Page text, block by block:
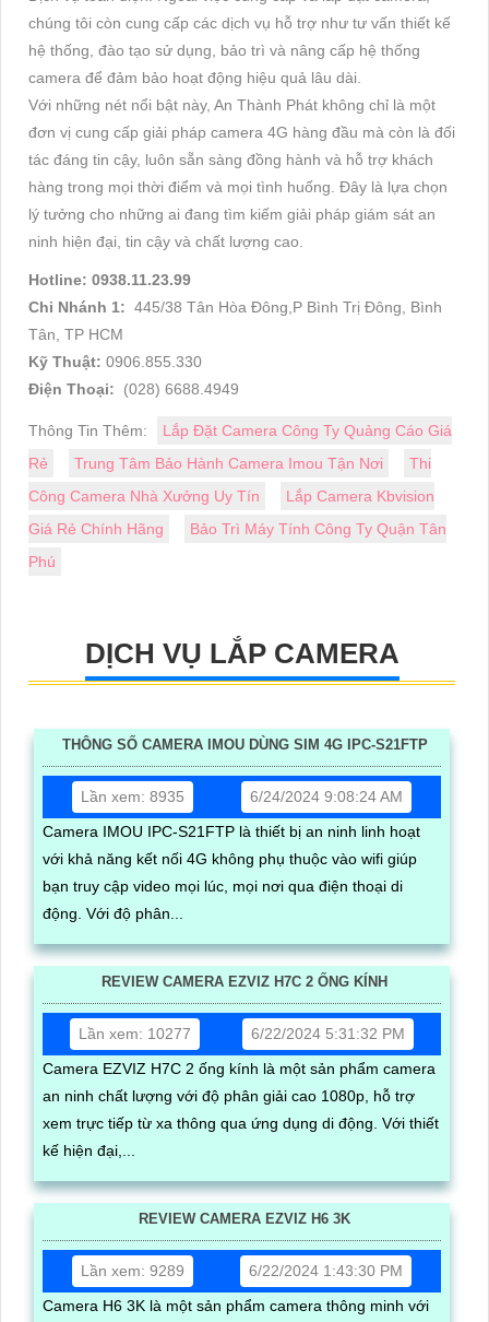
chúng tôi còn cung cấp các dịch vụ hỗ trợ như tư vấn thiết kế
hệ thống, đào tạo sử dụng, bảo trì và nâng cấp hệ thống
camera để đảm bảo hoạt động hiệu quả lâu dài.
Với những nét nổi bật này, An Thành Phát không chỉ là một
đơn vị cung cấp giải pháp camera 4G hàng đầu mà còn là đối
tác đáng tin cậy, luôn sẵn sàng đồng hành và hỗ trợ khách
hàng trong mọi thời điểm và mọi tình huống. Đây là lựa chọn
lý tưởng cho những ai đang tìm kiếm giải pháp giám sát an
ninh hiện đại, tin cậy và chất lượng cao.
Hotline: 0938.11.23.99
Chi Nhánh 1: 445/38 Tân Hòa Đông,P Bình Trị Đông, Bình
Tân, TP HCM
Kỹ Thuật: 0906.855.330
Điện Thoại:
(028) 6688.4949
Thông Tin Thêm:
Lắp Đặt Camera Công Ty Quảng Cáo Giá
Rẻ
Trung Tâm Bảo Hành Camera Imou Tận Nơi
Thi
Công Camera Nhà Xưởng Uy Tín
Lắp Camera Kbvision
Giá Rẻ Chính Hãng
Bảo Trì Máy Tính Công Ty Quận Tân
Phú
DỊCH VỤ LẮP CAMERA
THÔNG SỐ CAMERA IMOU DÙNG SIM 4G IPC-S21FTP
Lần xem: 8935
6/24/2024 9:08:24 AM
Camera IMOU IPC-S21FTP là thiết bị an ninh linh hoạt
với khả năng kết nối 4G không phụ thuộc vào wifi giúp
bạn truy cập video mọi lúc, mọi nơi qua điện thoại di
động. Với độ phân...
REVIEW CAMERA EZVIZ H7C 2 ỐNG KÍNH
Lần xem: 10277
6/22/2024 5:31:32 PM
Camera EZVIZ H7C 2 ống kính là một sản phẩm camera
an ninh chất lượng với độ phân giải cao 1080p, hỗ trợ
xem trực tiếp từ xa thông qua ứng dụng di động. Với thiết
kế hiện đại,...
REVIEW CAMERA EZVIZ H6 3K
Lần xem: 9289
6/22/2024 1:43:30 PM
Camera H6 3K là một sản phẩm camera thông minh với